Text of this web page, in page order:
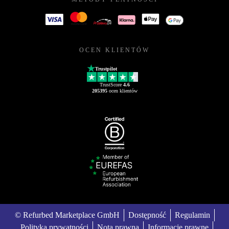
OCEN KLIENTÓW
Trustpilot
TrustScore 4.6
205395ocen klientów
© Refurbed Marketplace GmbH Dostępność
Regulamin
Polityka prywatności
Nota prawna Informacje prawne